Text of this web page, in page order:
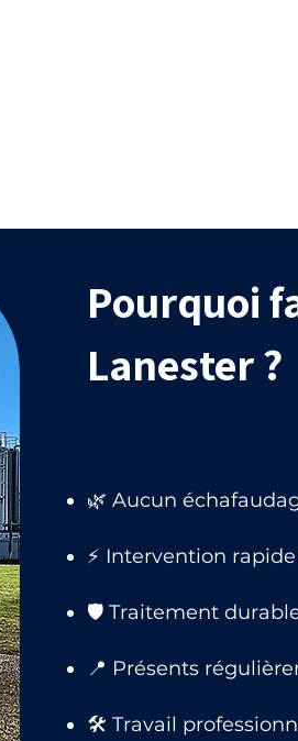
Pourquoi
Lanester ?
🌿 Aucun
⚡ Intervention
🛡 Traitement
📍 Présents
🛠 Travail